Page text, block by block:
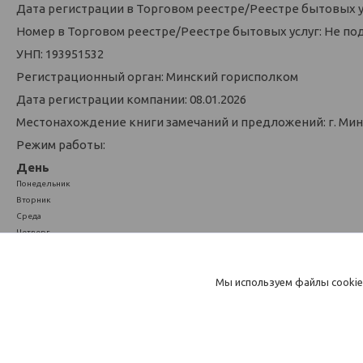
Дата регистрации в Торговом реестре/Реестре бытовых
Номер в Торговом реестре/Реестре бытовых услуг: Не
УНП: 193951532
Регистрационный орган: Минский горисполком
Дата регистрации компании: 08.01.2026
Местонахождение книги замечаний и предложений: г.
Режим работы:
День
Понедельник
Вторник
Среда
Четверг
Мы используем файлы